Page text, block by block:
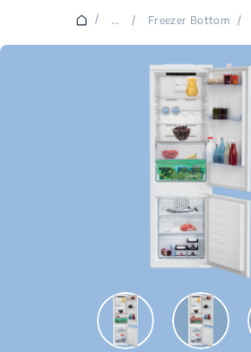
/ ... / Freezer Bottom /